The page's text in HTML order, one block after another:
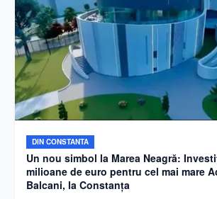
DIN CONSTANTA
Un nou simbol la Marea Neagră:
milioane de euro pentru cel mai mare
Balcani, la Constanța